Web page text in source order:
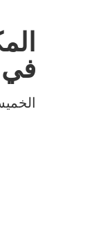
في
الخميس 01